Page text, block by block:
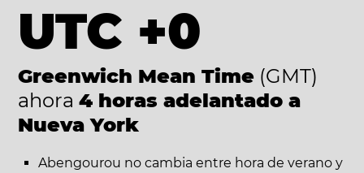
UTC +0
Greenwich Mean Time (GMT)
ahora 4 horas adelantado a
Nueva York
Abengourou no cambia entre hora de verano y